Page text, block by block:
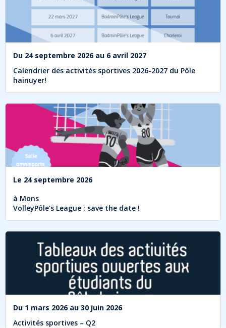
Du 24 septembre 2026 au 6 avril 2027
Calendrier des activités sportives 2026-2027 du Pôle
hainuyer!
Le 24 septembre 2026
à Mons
VolleyPôle’s League : save the date !
Du 1 mars 2026 au 30 juin 2026
Activités sportives – Q2